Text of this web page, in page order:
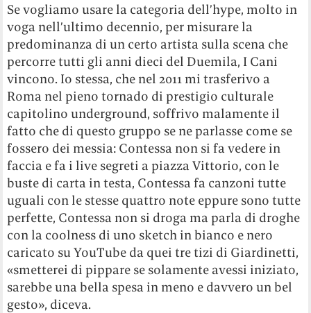
Se vogliamo usare la categoria dell’hype, molto in
voga nell’ultimo decennio, per misurare la
predominanza di un certo artista sulla scena che
percorre tutti gli anni dieci del Duemila, I Cani
vincono. Io stessa, che nel 2011 mi trasferivo a
Roma nel pieno tornado di prestigio culturale
capitolino underground, soffrivo malamente il
fatto che di questo gruppo se ne parlasse come se
fossero dei messia: Contessa non si fa vedere in
faccia e fa i live segreti a piazza Vittorio, con le
buste di carta in testa, Contessa fa canzoni tutte
uguali con le stesse quattro note eppure sono tutte
perfette, Contessa non si droga ma parla di droghe
con la coolness di uno sketch in bianco e nero
caricato su YouTube da quei tre tizi di Giardinetti,
«smetterei di pippare se solamente avessi iniziato,
sarebbe una bella spesa in meno e davvero un bel
gesto», diceva.